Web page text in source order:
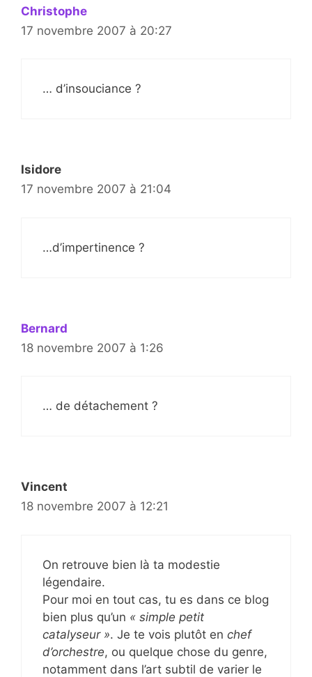
Christophe
17 novembre 2007 à 20:27
… d’insouciance ?
Isidore
17 novembre 2007 à 21:04
…d’impertinence ?
Bernard
18 novembre 2007 à 1:26
… de détachement ?
Vincent
18 novembre 2007 à 12:21
On retrouve bien là ta modestie
légendaire.
Pour moi en tout cas, tu es dans ce blog
bien plus qu’un « simple petit
catalyseur ». Je te vois plutôt en chef
d’orchestre, ou quelque chose du genre,
notamment dans l’art subtil de varier le